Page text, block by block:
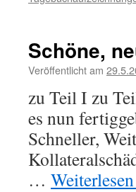
Schöne,
Veröffentlicht am
zu Teil I zu
es nun
Schneller,
… Weiterlesen